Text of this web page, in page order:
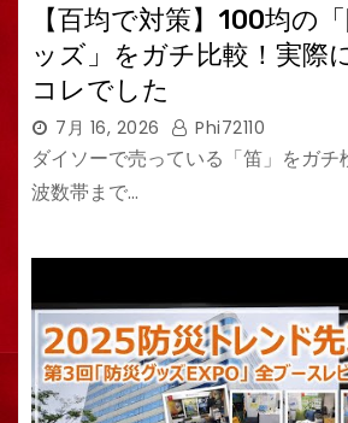
【百均で対策】100均の
ッズ」をガチ比較！実際
コレでした
7月 16, 2026 Phi72110
ダイソーで売っている「笛」をガチ
波数帯まで…